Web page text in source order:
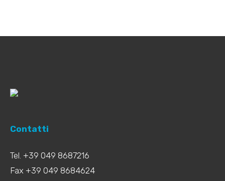
Contatti
Tel. +39 049 8687216
Fax +39 049 8684624